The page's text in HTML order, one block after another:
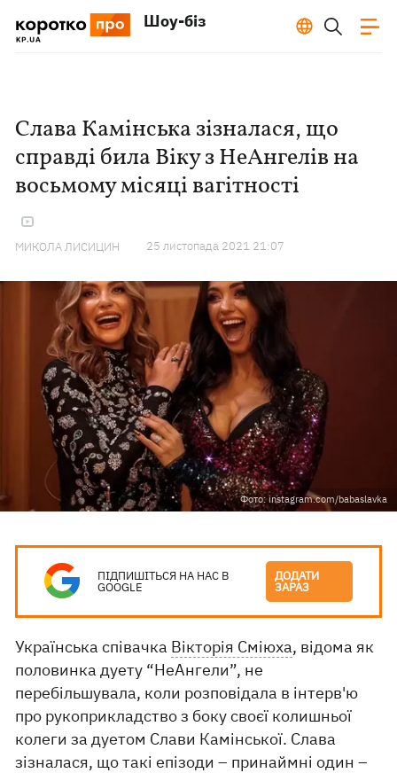
Шоу-біз
Слава Камінська зізналася, що
справді била Віку з НеАнгелів на
восьмому місяці вагітності
МИКОЛА ЛИСИЦИН 25 листопада 2021 21:07
Фото: instagram.com/babaslavka
ПІДПИШІТЬСЯ НА НАС В
GOOGLE
ДОДАТИ
ЗАРАЗ
Українська співачка Вікторія Сміюха, відома як
половинка дуету “НеАнгели”, не
перебільшувала, коли розповідала в інтерв'ю
про рукоприкладство з боку своєї колишньої
колеги за дуетом Слави Камінської. Слава
зізналася, що такі епізоди – принаймні один –